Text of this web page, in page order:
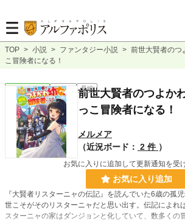
TOP > 小説 > ファンタジー小説 > 前世大賢者のつ
こ冒険者になる！
ファンタジー 連載中 長編
前世大賢者のつよか
っこ冒険者になる！
メルメア
（近況ボード： 2 件 ）
お気に入りに追加して更新通知を受
お気に入り追加
『大賢者リスターニャの伝記』を読んでいた6歳の孤
世こそがそのリスターニャだと思い出す。伝記によれ
スターニャの家はダンジョンと化していて、数多くの